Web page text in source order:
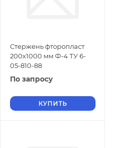
Стержень фторопласт
200х1000 мм Ф-4 ТУ 6-
05-810-88
По запросу
КУПИТЬ